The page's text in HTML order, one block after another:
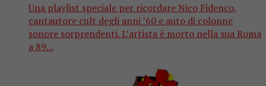
Una playlist speciale per ricordare Nico Fidenco,
cantautore cult degli anni ’60 e auto di colonne
sonore sorprendenti. L’artista è morto nella sua Roma
a 89...